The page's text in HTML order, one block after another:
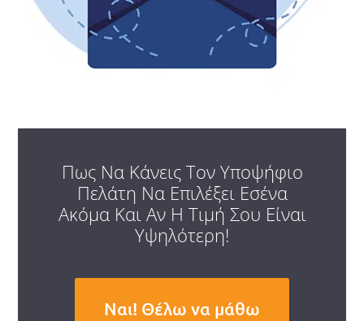
Πως Να Κάνεις Τον Υποψήφιο
Πελάτη Να Επιλέξει Εσένα
Ακόμα Και Αν Η Τιμή Σου Είναι
Υψηλότερη!
Ναι! Θέλω να μάθω